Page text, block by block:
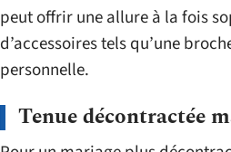
peut offrir une allure à la fois
d’accessoires tels qu’une
personnelle.
Tenue décontractée